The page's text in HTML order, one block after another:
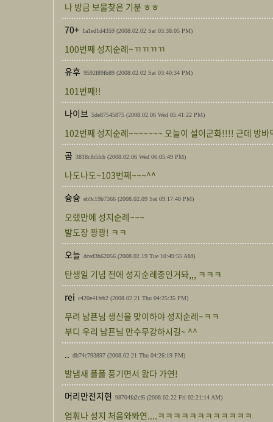
나 방금 보물찾은 기분 ㅎㅎ
70+ 1a1ed1d4359 (2008.02.02 Sat 03:38:05 PM)
100번째 성지순례~ㄲㄲㄲㄲ
유후 9592f89fb89 (2008.02.02 Sat 03:40:34 PM)
101번째!!
나이브 5de87545875 (2008.02.06 Wed 05:41:22 PM)
102번째 성지순례~~~~~~~ 오늘이 설이군화!!!! 근데 방바
곰 3818cfb5fcb (2008.02.06 Wed 06:05:49 PM)
나도나도~103번째~~~^^
슝슝 eb9c19b7366 (2008.02.09 Sat 09:17:48 PM)
오랬만에 성지순례~~~
발도장 꽝꽝! ㅋㅋ
오늘 dced3b62056 (2008.02.19 Tue 10:49:55 AM)
탄생일 기념 전에 성지순례중인거돠,,, ㅋㅋㅋ
rei c420e41feb2 (2008.02.21 Thu 04:25:35 PM)
무려 남푠님 생신을 맞이하야 성지순례~ㅋㅋ
부디 우리 남푠님 만수무강하시길~ ^^
.. db74c793897 (2008.02.21 Thu 04:26:19 PM)
발냄새 폴폴 풍기면서 왔다 가연!
머리만전지현
98704fa2cf6 (2008.02.22 Fri 02:21:14 AM)
엄훠나 성지 처음와봐연....ㅋㅋㅋㅋㅋㅋㅋㅋㅋㅋㅋㅋ